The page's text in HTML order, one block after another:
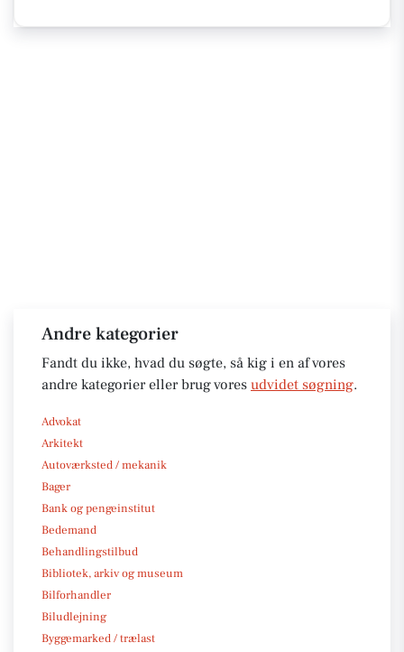
Andre kategorier
Fandt du ikke, hvad du søgte, så kig i en af vores
andre kategorier eller brug vores udvidet søgning.
Advokat
Arkitekt
Autoværksted / mekanik
Bager
Bank og pengeinstitut
Bedemand
Behandlingstilbud
Bibliotek, arkiv og museum
Bilforhandler
Biludlejning
Byggemarked / trælast